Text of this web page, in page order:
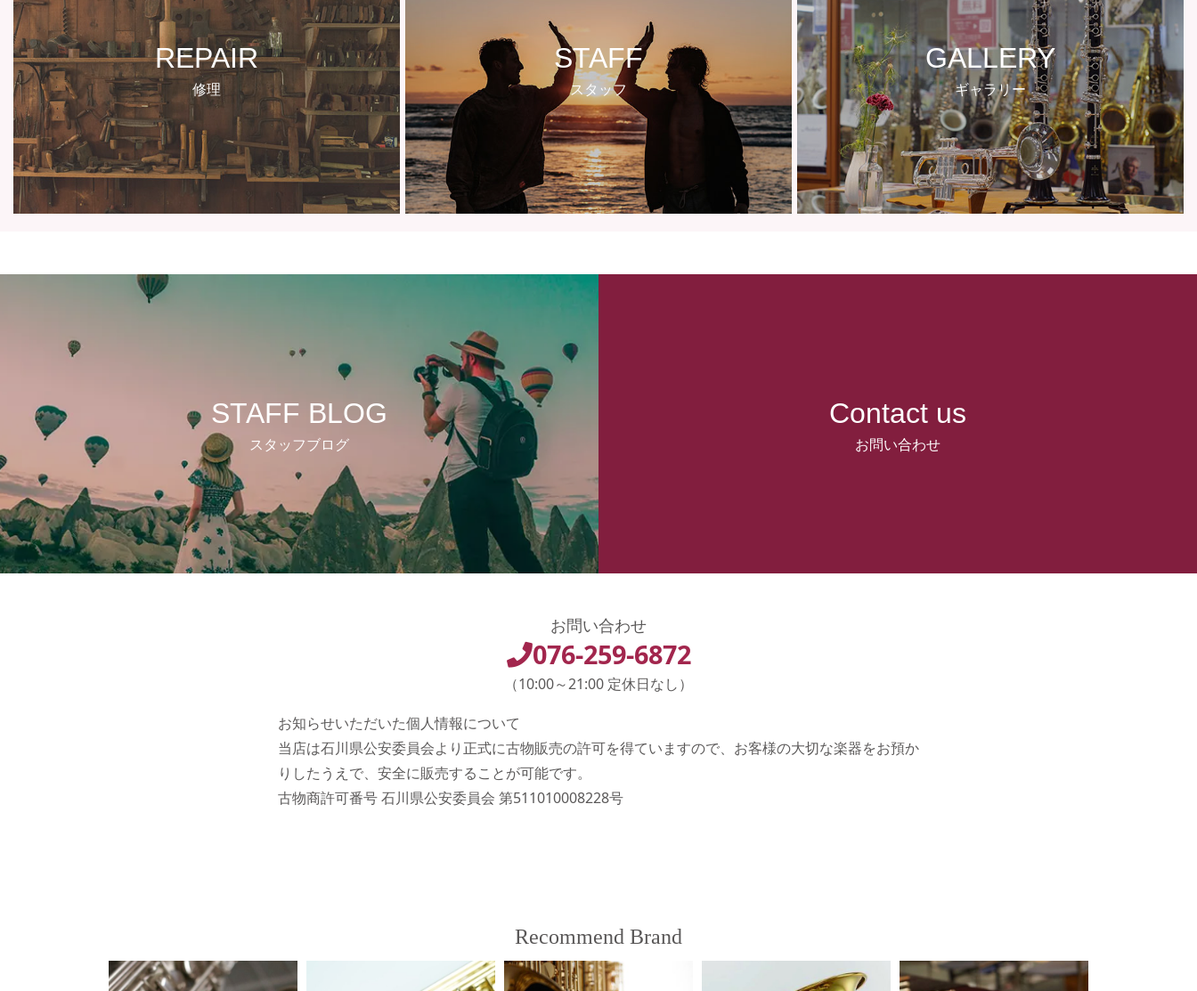
REPAIR
修理
STAFF
スタッフ
GALLERY
ギャラリー
STAFF BLOG
スタッフブログ
Contact us
お問い合わせ
お問い合わせ
076-259-6872
（10:00～21:00 定休日なし）
お知らせいただいた個人情報について
当店は石川県公安委員会より正式に古物販売の許可を得ていますので、お客様の大切な楽器をお預か
りしたうえで、安全に販売することが可能です。
古物商許可番号 石川県公安委員会 第511010008228号
Recommend Brand